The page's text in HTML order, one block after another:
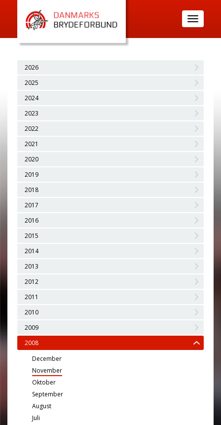
Toggle
navigation
2026
2025
2024
2023
2022
2021
2020
2019
2018
2017
2016
2015
2014
2013
2012
2011
2010
2009
2008
December
November
Oktober
September
August
Juli